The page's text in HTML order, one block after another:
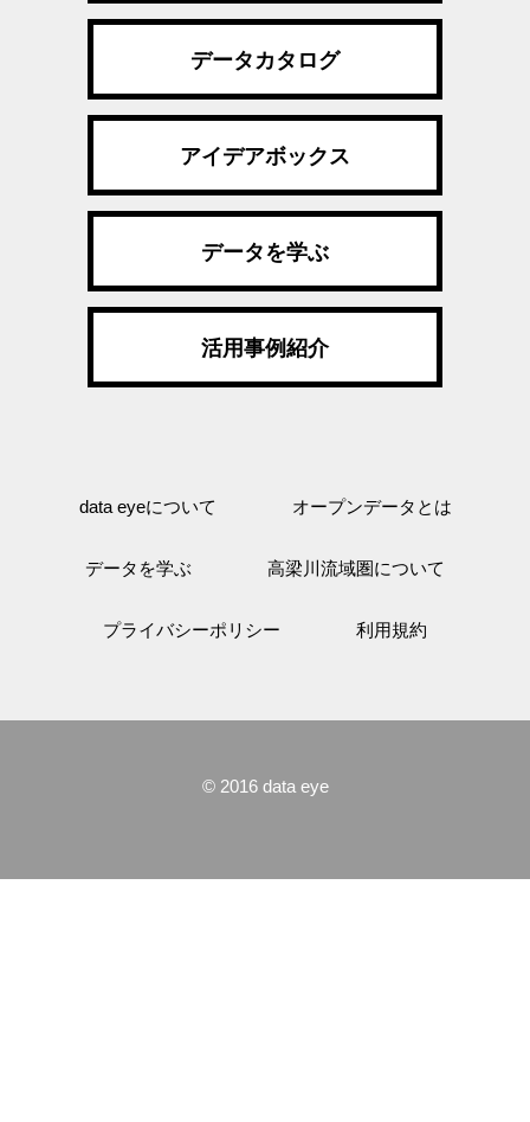
データカタログ
アイデアボックス
データを学ぶ
活用事例紹介
data eyeについて オープンデータとは
データを学ぶ 高梁川流域圏について
プライバシーポリシー 利用規約
© 2016 data eye